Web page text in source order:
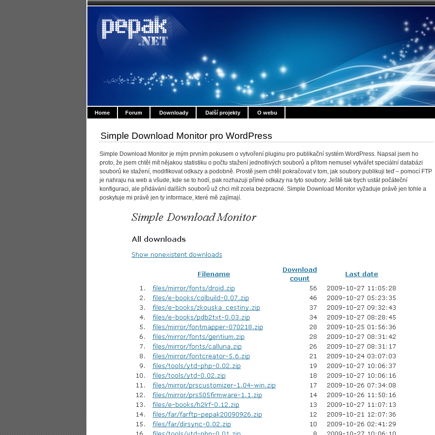
Home Forum Downloady Další projekty O webu
Simple Download Monitor pro WordPress
Simple Download Monitor je mým prvním pokusem o vytvoření pluginu pro publikační systém WordPress. Napsal jsem ho
proto, že jsem chtěl mít nějakou statistiku o počtu stažení jednotlivých souborů a přitom nemusel vytvářet speciální databázi
souborů ke stažení, modifikovat odkazy a podobně. Prostě jsem chtěl pokračovat v tom, jak soubory publikuji teď – pomocí FTP
je nahraju na web a všude, kde se to hodí, pak rozhazuji přímé odkazy na tyto soubory. Ještě tak bych ustál počáteční
konfiguraci, ale přidávání dalších souborů už chci mít zcela bezpracné. Simple Download Monitor vyžaduje právě jen tohle a
poskytuje mi právě jen ty informace, které mě zajímají.